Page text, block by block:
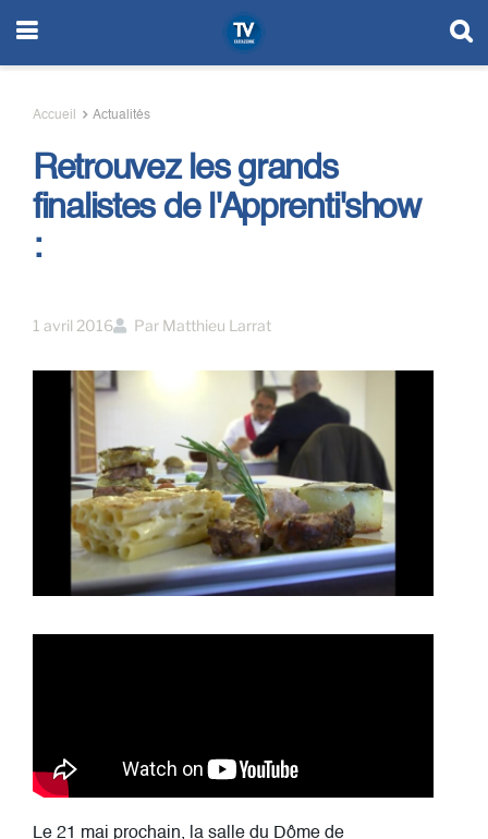
Accueil Actualités
Retrouvez les grands
finalistes de l'Apprenti'show
:
1 avril 2016 Par Matthieu Larrat
Le 21 mai prochain, la salle du Dôme de